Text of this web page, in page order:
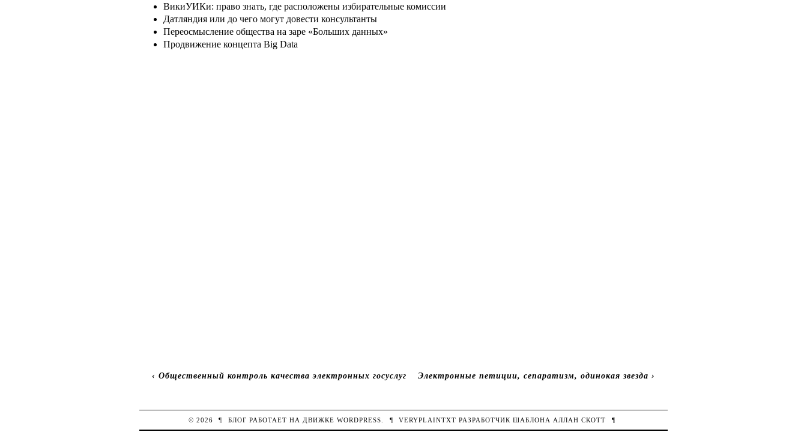
ВикиУИКи: право знать, где расположены избирательные комиссии
Датляндия или до чего могут довести консультанты
Переосмысление общества на заре «Больших данных»
Продвижение концепта Big Data
‹ Общественный контроль качества электронных госуслуг Электронные петиции, сепаратизм, одинокая звезда ›
© 2026 ¶ БЛОГ РАБОТАЕТ НА ДВИЖКЕ WORDPRESS ¶ VERYPLAINTXT РАЗРАБОТЧИК ШАБЛОНА АЛЛАН СКОТТ ¶